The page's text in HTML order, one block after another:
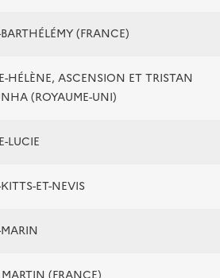
(FRANCE)
HÉLÈNE, ASCENSION ET TRISTAN
(ROYAUME-UNI)
LUCIE
ET-NEVIS